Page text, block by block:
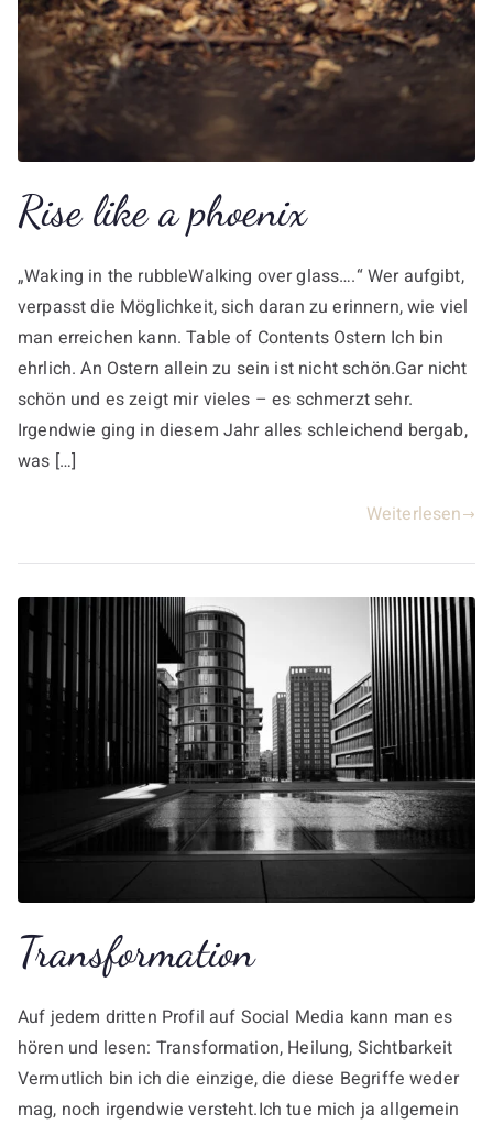
Rise like a phoenix
„Waking in the rubbleWalking over glass….“ Wer aufgibt,
verpasst die Möglichkeit, sich daran zu erinnern, wie viel
man erreichen kann. Table of Contents Ostern Ich bin
ehrlich. An Ostern allein zu sein ist nicht schön.Gar nicht
schön und es zeigt mir vieles – es schmerzt sehr.
Irgendwie ging in diesem Jahr alles schleichend bergab,
was […]
Weiterlesen
Transformation
Auf jedem dritten Profil auf Social Media kann man es
hören und lesen: Transformation, Heilung, Sichtbarkeit
Vermutlich bin ich die einzige, die diese Begriffe weder
mag, noch irgendwie versteht.Ich tue mich ja allgemein